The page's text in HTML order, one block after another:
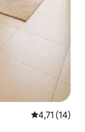
4,71 de uma
4,71 (14)